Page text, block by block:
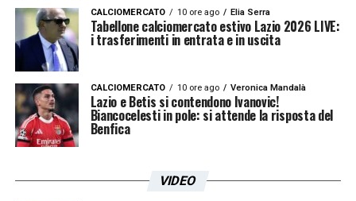
CALCIOMERCATO 10 ore ago Elia Serra
Tabellone calciomercato estivo Lazio 2026 LIVE:
i trasferimenti in entrata e in uscita
CALCIOMERCATO 10 ore ago Veronica Mandalà
Lazio e Betis si contendono Ivanovic!
Biancocelesti in pole: si attende la risposta del
Benfica
VIDEO